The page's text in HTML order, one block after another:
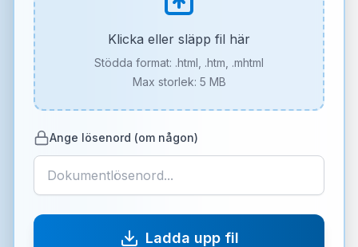
Klicka eller släpp fil här
Stödda format: .html, .htm, .mhtml
Max storlek: 5 MB
Ange lösenord (om någon)
Ladda upp fil